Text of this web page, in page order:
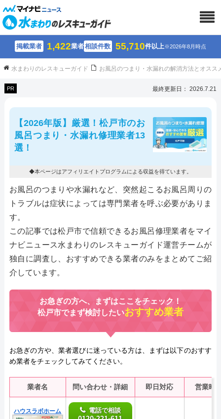
掲載業者 1,422業者相談件数 55,710件以上※2026年8月時点
水まわりのレスキューガイド お風呂のつまり・水漏れの解消方法とオスス
PR 最終更新日： 2026.7.21
【2026年版】厳選！松戸市のお
風呂つまり・水漏れ修理業者13
選！
◆本ページはアフィリエイトプログラムによる収益を得ています。
お風呂のつまりや水漏れなど、突然起こるお風呂周りの
トラブルは症状によっては専門業者を呼ぶ必要がありま
す。
この記事では松戸市で信頼できるお風呂修理業者をマイ
ナビニュース水まわりのレスキューガイド運営チームが
独自に調査し、おすすめできる業者のみをまとめてご紹
介しています。
お急ぎの方へ、まずはここをチェック！
松戸市でまず検討したいおすすめ業者
お急ぎの方や、業者選びに迷っている方は、まずは以下のおすす
め業者をチェックしてみてください。
業者名 問い合わせ・詳細 即日対応 営業時
ハウスラボホーム 電話で相談